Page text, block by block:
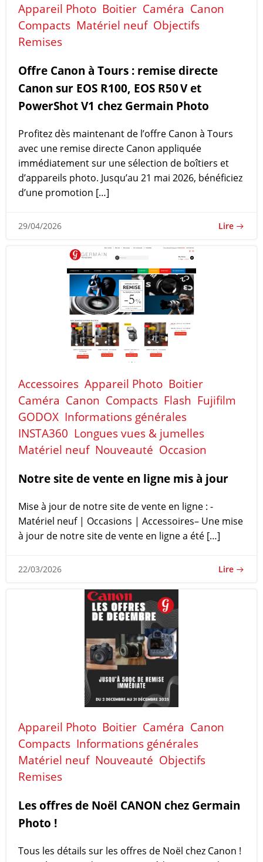
Appareil Photo Boitier Caméra Canon
Compacts Matériel neuf Objectifs
Remises
Offre Canon à Tours : remise directe
Canon sur EOS R100, EOS R50 V et
PowerShot V1 chez Germain Photo
Profitez dès maintenant de l’offre Canon à Tours
avec une remise directe Canon appliquée
immédiatement sur une sélection de boîtiers et
d’appareils photo. Jusqu’au 21 mai 2026, bénéficiez
d’une promotion […]
29/04/2026 Lire
Accessoires Appareil Photo Boitier
Caméra Canon Compacts Flash Fujifilm
GODOX Informations générales
INSTA360 Longues vues & jumelles
Matériel neuf Nouveauté Occasion
Notre site de vente en ligne mis à jour
Mise à jour de notre site de vente en ligne : -
Matériel neuf | Occasions | Accessoires– Une mise
à jour de notre site de vente en ligne a été […]
22/03/2026 Lire
Appareil Photo Boitier Caméra Canon
Compacts Informations générales
Matériel neuf Nouveauté Objectifs
Remises
Les offres de Noël CANON chez Germain
Photo !
Tous les détails sur les offres de Noël chez Canon !